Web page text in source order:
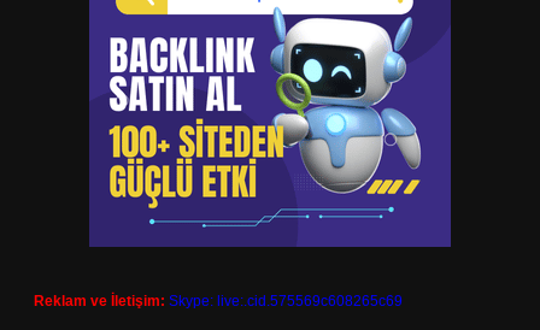
Reklam ve İletişim: Skype: live:.cid.575569c608265c69